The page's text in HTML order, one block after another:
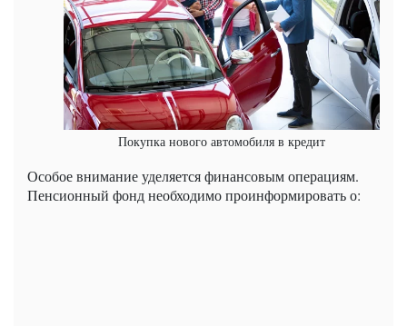
Покупка нового автомобиля в кредит
Особое внимание уделяется финансовым операциям.
Пенсионный фонд необходимо проинформировать о: